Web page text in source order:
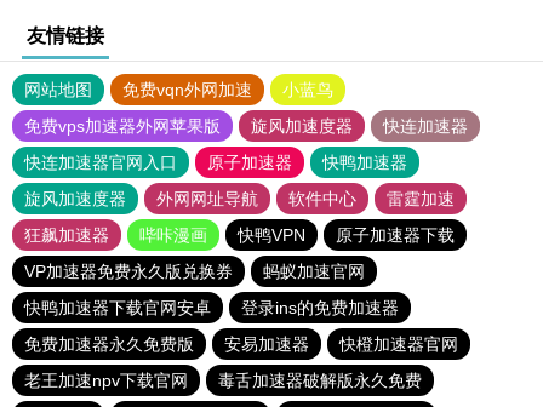
友情链接
网站地图 免费vqn外网加速
小蓝鸟
免费vps加速器外网苹果版
旋风加速度器
快连加速器
快连加速器官网入口
原子加速器
快鸭加速器
旋风加速度器
外网网址导航 软件中心
雷霆加速
狂飙加速器
哔咔漫画 快鸭VPN
原子加速器下载
VP加速器免费永久版兑换券
蚂蚁加速官网
快鸭加速器下载官网安卓
登录ins的免费加速器
免费加速器永久免费版
安易加速器
快橙加速器官网
老王加速npv下载官网
毒舌加速器破解版永久免费